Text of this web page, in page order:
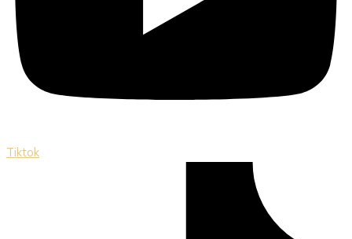
Tiktok